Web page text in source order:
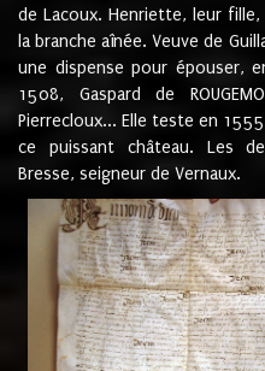
de Lacoux. Henriette, leur
la branche aînée. Veuve de
une dispense pour épouser,
1508, Gaspard de
Pierrecloux... Elle teste en
ce puissant château. Les de
Bresse, seigneur de Vernaux.